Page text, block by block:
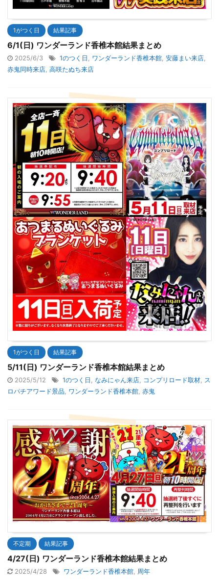
1がつく日 結果記事
6/1(日) ワンダーランド香椎本館結果まとめ
2025/6/3 1のつく日 ワンダーランド香椎本館 安藤まい来店
赤鬼同時来店 高咲たぬち来店
1がつく日 結果記事
5/11(日) ワンダーランド香椎本館結果まとめ
2025/5/12 1のつく日 なみにゃん来店 コンプリロード取材
ス
ロパチアワード景品
ワンダーランド香椎本館 赤鬼
不定期 結果記事
4/27(日) ワンダーランド香椎本館結果まとめ
2025/4/28 ワンダーランド香椎本館 周年